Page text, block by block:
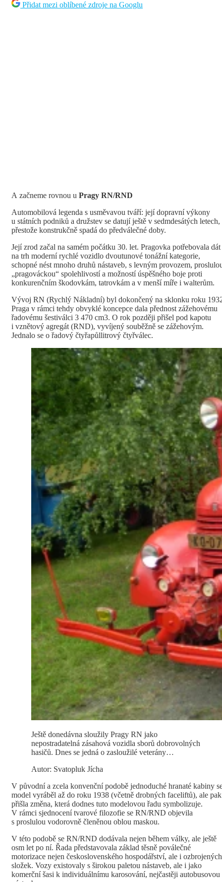
Přidat mezi oblíbené zdroje na Googlu
A začneme rovnou u Pragy RN/RND
Automobilová legenda s usměvavou tváří: její dopravní výkony
u státních podniků a družstev se datují ještě v sedmdesátých letech,
přestože konstrukčně spadá do předválečné doby.
Její zrod začal na samém počátku 30. let. Pragovka potřebovala dát
na trh moderní rychlé vozidlo dvoutunové tonážní kategorie,
schopné nést mnoho druhů nástaveb, s levným provozem,
„pragováckou“ spolehlivostí a možností úspěšného boje proti
konkurenčním škodovkám, tatrovkám a v menší míře i walterům.
Vývoj RN (Rychlý Nákladní) byl dokončený na sklonku roku
Praga v rámci tehdy obvyklé koncepce dala přednost zážehovému
řadovému šestiválci 3 470 cm3. O rok později přišel pod kapotu
i vznětový agregát (RND), vyvíjený souběžně se zážehovým.
Jednalo se o řadový čtyřapůllitrový čtyřválec.
Ještě donedávna sloužily Pragy RN jako
nepostradatelná zásahová vozidla sborů dobrovolných
hasičů. Dnes se jedná o zasloužilé veterány…
Autor: Svatopluk Jícha
V původní a zcela konvenční podobě jednoduché hranaté kabiny
model vyráběl až do roku 1938 (včetně drobných faceliftů), ale pak
přišla změna, která dodnes tuto modelovou řadu symbolizuje.
V rámci sjednocení tvarové filozofie se RN/RND objevila
s proslulou vodorovně členěnou oblou maskou.
V této podobě se RN/RND dodávala nejen během války, ale ještě
osm let po ní. Řada představovala základ těsně poválečné
motorizace nejen československého hospodářství, ale i ozbrojených
složek. Vozy existovaly s širokou paletou nástaveb, ale i jako
komerční šasi k individuálnímu karosování, nejčastěji autobusovou